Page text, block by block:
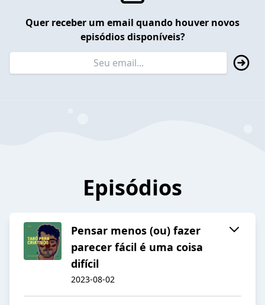
Quer receber um email quando houver novos
episódios disponíveis?
Episódios
Pensar menos (ou) fazer
parecer fácil é uma coisa
difícil
2023-08-02